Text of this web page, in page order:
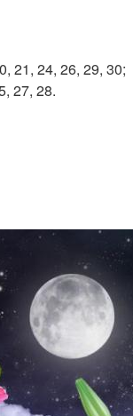
21, 24, 26, 29, 30;
27, 28.